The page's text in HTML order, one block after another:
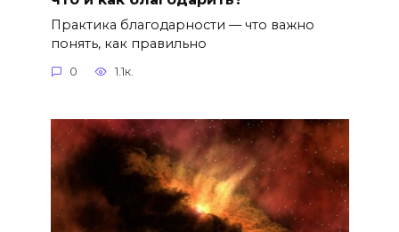
Практика благодарности — что важно
понять, как правильно
0 1.1к.